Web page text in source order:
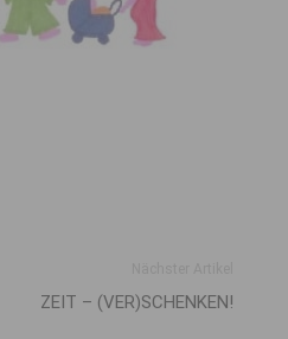
ZEIT – (VER)SCHENKEN!